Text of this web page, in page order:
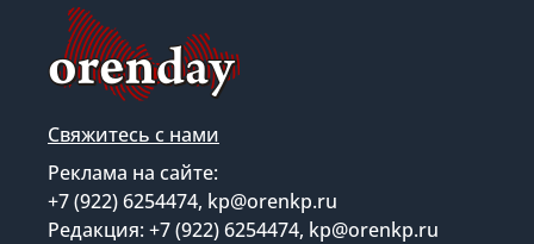
Свяжитесь с нами
Реклама на сайте:
+7 (922) 6254474, kp@orenkp.ru
Редакция: +7 (922) 6254474, kp@orenkp.ru